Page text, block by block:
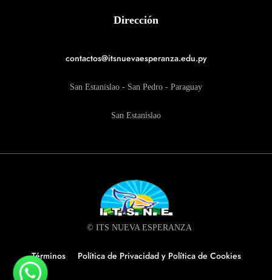
Dirección
contactos@itsnuevaesperanza.edu.py
San Estanislao - San Pedro - Paraguay
San Estanislao
© ITS NUEVA ESPERANZA
Términos Política de Privacidad y Política de Cookies